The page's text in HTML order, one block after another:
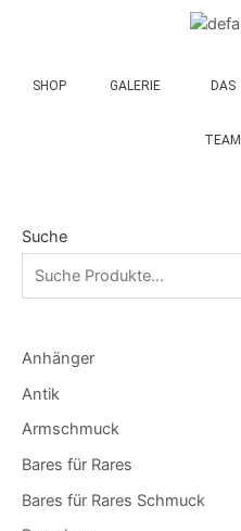
SHOP GALERIE DAS
TEAM
Suche
Anhänger
Antik
Armschmuck
Bares für Rares
Bares für Rares Schmuck